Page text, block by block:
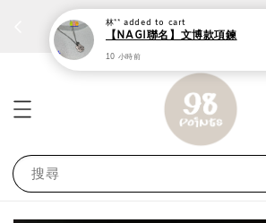
個性鋼戒任兩件1300⚡ 前往選
搜尋
林** added to cart
【NAGI聯名】文博款項鍊
10 小時前